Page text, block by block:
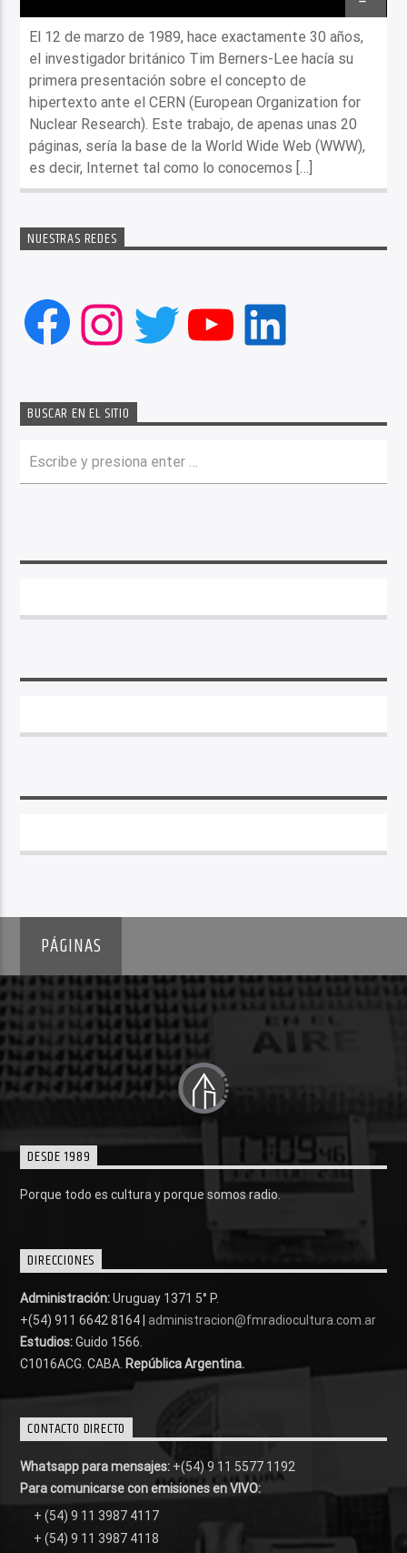
El 12 de marzo de 1989, hace exactamente 30 años,
el investigador británico Tim Berners-Lee hacía su
primera presentación sobre el concepto de
hipertexto ante el CERN (European Organization for
Nuclear Research). Este trabajo, de apenas unas 20
páginas, sería la base de la World Wide Web (WWW),
es decir, Internet tal como lo conocemos […]
NUESTRAS REDES
Facebook
Instagram
Twitter
YouTube
LinkedIn
BUSCAR EN EL SITIO
PÁGINAS
DESDE 1989
Porque todo es cultura y porque somos radio.
DIRECCIONES
Administración:Uruguay 1371 5° P.
+(54) 911 6642 8164 | administracion@fmradiocultura.com.ar
Estudios:Guido 1566.
C1016ACG . CABA. República Argentina.
CONTACTO DIRECTO
Whatsapp para mensajes: +(54) 9 11 5577 1192
Para comunicarse con emisiones en VIVO:
+ (54) 9 11 3987 4117
+ (54) 9 11 3987 4118